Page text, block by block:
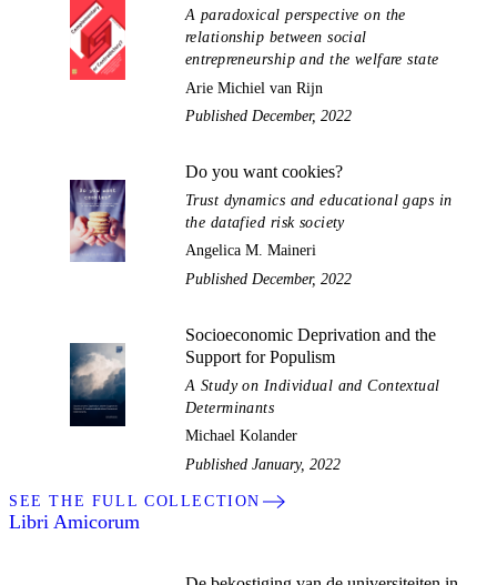
A paradoxical perspective on the
relationship between social
entrepreneurship and the welfare state
Arie Michiel van Rijn
Published December, 2022
Do you want cookies?
Trust dynamics and educational gaps in
the datafied risk society
Angelica M. Maineri
Published December, 2022
Socioeconomic Deprivation and the
Support for Populism
A Study on Individual and Contextual
Determinants
Michael Kolander
Published January, 2022
SEE THE FULL COLLECTION
Libri Amicorum